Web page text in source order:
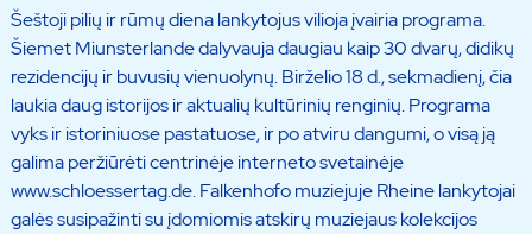
Šeštoji pilių ir rūmų diena lankytojus vilioja įvairia programa.
Šiemet Miunsterlande dalyvauja daugiau kaip 30 dvarų, didikų
rezidencijų ir buvusių vienuolynų. Birželio 18 d., sekmadienį, čia
laukia daug istorijos ir aktualių kultūrinių renginių. Programa
vyks ir istoriniuose pastatuose, ir po atviru dangumi, o visą ją
galima peržiūrėti centrinėje interneto svetainėje
www.schloessertag.de. Falkenhofo muziejuje Rheine lankytojai
galės susipažinti su įdomiomis atskirų muziejaus kolekcijos